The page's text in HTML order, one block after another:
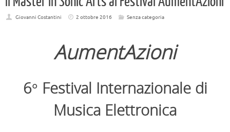
Giovanni Costantini 2 ottobre 2016 Senza categoria
AumentAzioni
6° Festival Internazionale di
Musica Elettronica